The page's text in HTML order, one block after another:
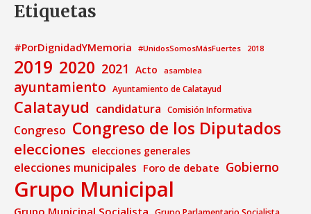
Etiquetas
#PorDignidadYMemoria #UnidosSomosMásFuertes 2018
2019 2020 2021 Acto asamblea
ayuntamiento Ayuntamiento de Calatayud
Calatayud candidatura Comisión Informativa
Congreso Congreso de los Diputados
elecciones elecciones generales
elecciones municipales Foro de debate Gobierno
Grupo Municipal